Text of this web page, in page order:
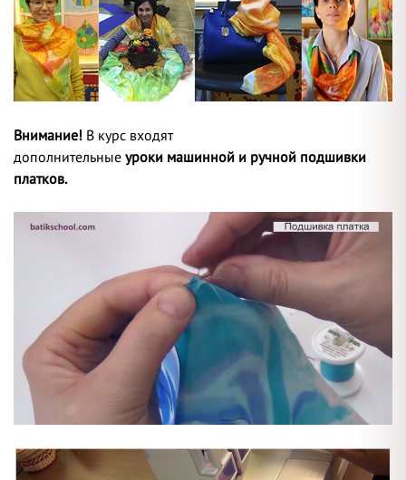
Внимание! В курс входят
дополнительные уроки машинной и ручной подшивки
платков.